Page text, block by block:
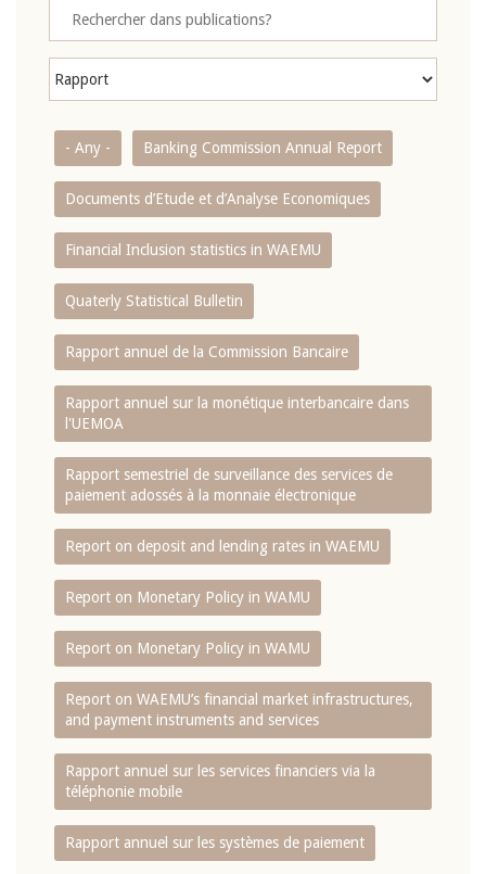
- Any - Banking Commission Annual Report
Documents d’Etude et d’Analyse Economiques
Financial Inclusion statistics in WAEMU
Quaterly Statistical Bulletin
Rapport annuel de la Commission Bancaire
Rapport annuel sur la monétique interbancaire dans
l'UEMOA
Rapport semestriel de surveillance des services de
paiement adossés à la monnaie électronique
Report on deposit and lending rates in WAEMU
Report on Monetary Policy in WAMU
Report on Monetary Policy in WAMU
Report on WAEMU’s financial market infrastructures,
and payment instruments and services
Rapport annuel sur les services financiers via la
téléphonie mobile
Rapport annuel sur les systèmes de paiement